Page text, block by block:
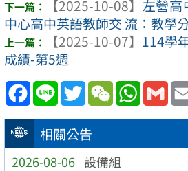
相關公告
2026-08-06 設備組
【2025-10-08】 左營高
中心高中英語教師交 流：教學
【2025-10-07】 114學
成績-第5週
Facebook
Line TwitterWeChat